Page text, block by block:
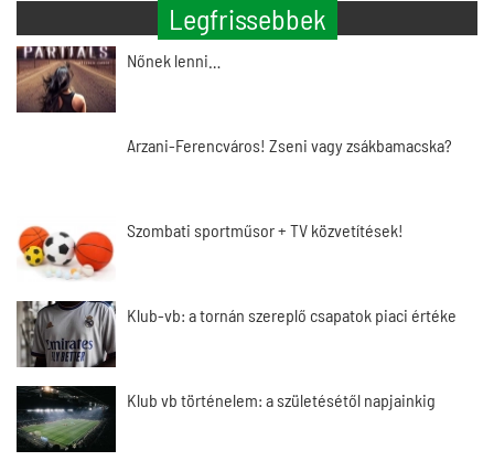
Legfrissebbek
Nőnek lenni…
Arzani-Ferencváros! Zseni vagy zsákbamacska?
Szombati sportműsor + TV közvetítések!
Klub-vb: a tornán szereplő csapatok piaci értéke
Klub vb történelem: a születésétől napjainkig